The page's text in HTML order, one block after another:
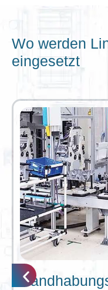
Wo werden
eingesetzt